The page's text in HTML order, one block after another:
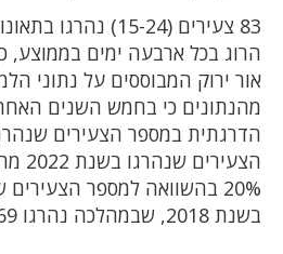
הרוג בכל ארבעה ימים בממוצע,
אור ירוק המבוססים על נתוני
מהנתונים כי בחמש השנים
20% בהשוואה למספר
בשנת 2018, שבמהלכה נהרגו 69 צעירים.